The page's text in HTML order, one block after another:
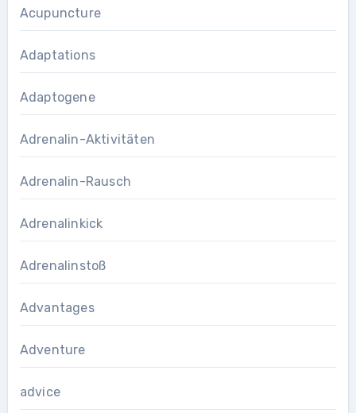
Acupuncture
Adaptations
Adaptogene
Adrenalin-Aktivitäten
Adrenalin-Rausch
Adrenalinkick
Adrenalinstoß
Advantages
Adventure
advice